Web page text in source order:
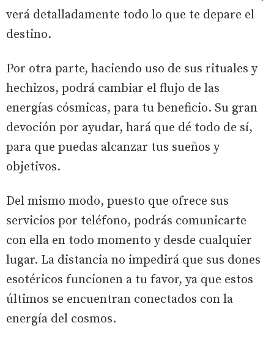
verá detalladamente todo lo que te depare el
destino.
Por otra parte, haciendo uso de sus rituales y
hechizos, podrá cambiar el flujo de las
energías cósmicas, para tu beneficio. Su gran
devoción por ayudar, hará que dé todo de sí,
para que puedas alcanzar tus sueños y
objetivos.
Del mismo modo, puesto que ofrece sus
servicios por teléfono, podrás comunicarte
con ella en todo momento y desde cualquier
lugar. La distancia no impedirá que sus dones
esotéricos funcionen a tu favor, ya que estos
últimos se encuentran conectados con la
energía del cosmos.